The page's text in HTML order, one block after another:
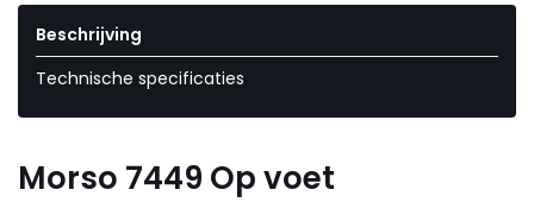
Beschrijving
Technische specificaties
Morso 7449 Op voet